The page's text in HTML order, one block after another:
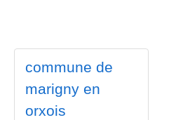
commune de
marigny en
orxois